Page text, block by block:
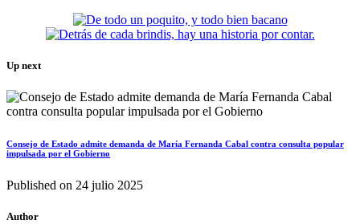
Up next
Consejo de Estado admite demanda de María Fernanda Cabal contra consulta popular
impulsada por el Gobierno
Published on 24 julio 2025
Author